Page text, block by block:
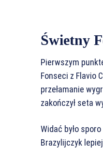
Świetny
Pierwszym
Fonseci z Flavio
przełamanie
zakończył seta
Widać było
Brazylijczyk